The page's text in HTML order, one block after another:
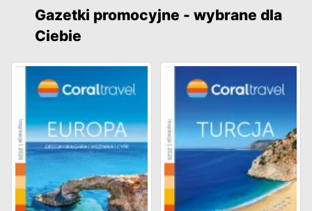
Gazetki promocyjne - wybrane dla
Ciebie